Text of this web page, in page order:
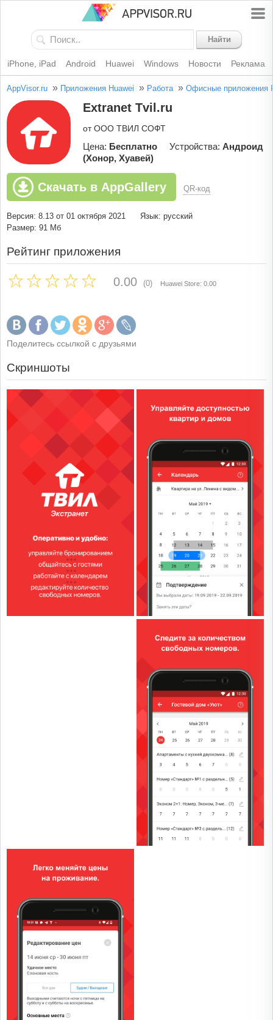
Найти
iPhone, iPad Android Huawei Windows Новости Реклама
AppVisor.ru » Приложения Huawei » Работа » Офисные приложения
Extranet Tvil.ru
от ООО ТВИЛ СОФТ
Цена: Бесплатно Устройства: Андроид
(Хонор, Хуавей)
Скачать в AppGallery QR-код
Версия: 8.13 от 01 октября 2021
Язык: русский
Размер: 91 Мб
Рейтинг приложения
0.00 (0) Huawei Store: 0.00
Поделитесь ссылкой с друзьями
Скриншоты